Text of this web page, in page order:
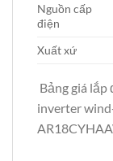
Nguồn cấp
điện
Xuất xứ
Bảng giá lắp
inverter